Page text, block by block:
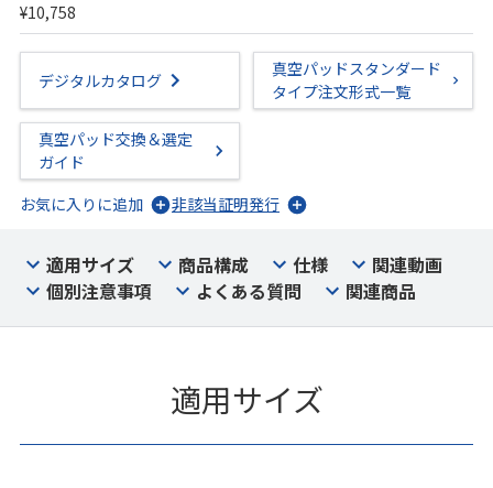
¥10,758
デジタルカタログ
真空パッドスタンダード
タイプ注文形式一覧
真空パッド交換＆選定
ガイド
お気に入りに追加
非該当証明発行
適用サイズ 商品構成 仕様
関連動画
個別注意事項
よくある質問 関連商品
適用サイズ